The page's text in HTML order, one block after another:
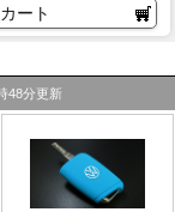
カート